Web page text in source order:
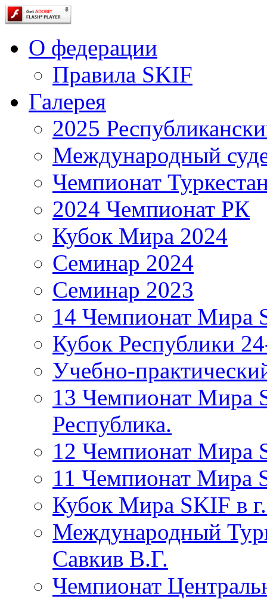
О федерации
Правила SKIF
Галерея
2025
Международный
Чемпионат
2024 Чемпионат РК
Кубок Мира 2024
Семинар 2024
Семинар 2023
14 Чемпионат Мира
Кубок Республики
Учебно-
13 Чемпионат Мира
Республика.
12 Чемпионат Мира
11 Чемпионат Мира
Кубок Мира SKIF в
Международный
Савкив В.Г.
Чемпионат